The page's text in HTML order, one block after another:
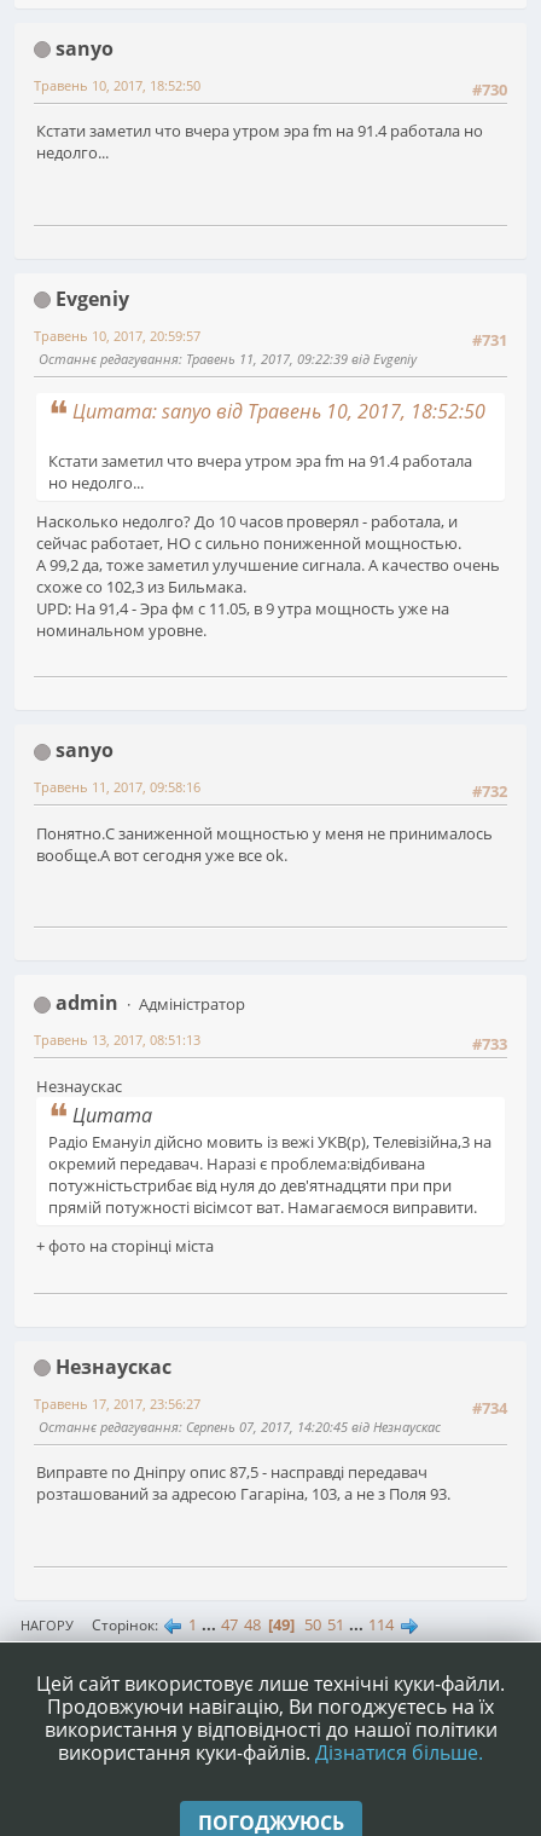
sanyo
#730
Травень 10, 2017, 18:52:50
Кстати заметил что вчера утром эра fm на 91.4 работала но
недолго...
Evgeniy
#731
Травень 10, 2017, 20:59:57
Останнє редагування: Травень 11, 2017, 09:22:39 від Evgeniy
Цитата: sanyo від Травень 10, 2017, 18:52:50
Кстати заметил что вчера утром эра fm на 91.4 работала
но недолго...
Насколько недолго? До 10 часов проверял - работала, и
сейчас работает, НО с сильно пониженной мощностью.
А 99,2 да, тоже заметил улучшение сигнала. А качество очень
схоже со 102,3 из Бильмака.
UPD: На 91,4 - Эра фм с 11.05, в 9 утра мощность уже на
номинальном уровне.
sanyo
#732
Травень 11, 2017, 09:58:16
Понятно.С заниженной мощностью у меня не принималось
вообще.А вот сегодня уже все ok.
admin
Адміністратор
#733
Травень 13, 2017, 08:51:13
Незнаускас
Цитата
Радіо Емануіл дійсно мовить із вежі УКВ(р), Телевізійна,3 на
окремий передавач. Наразі є проблема:відбивана
потужністьстрибає від нуля до дев'ятнадцяти при при
прямій потужності вісімсот ват. Намагаємося виправити.
+ фото на сторінці міста
Незнаускас
#734
Травень 17, 2017, 23:56:27
Останнє редагування: Серпень 07, 2017, 14:20:45 від Незнаускас
Виправте по Дніпру опис 87,5 - насправді передавач
розташований за адресою Гагаріна, 103, а не з Поля 93.
НАГОРУ Сторінок 1 ... 47 48 49 50 51 ... 114
Допомога|Умови та правила|Нагору ▲
SMF 2.1.4 © 2023,Simple Machines
Цей сайт використовує лише технічні куки-файли.
Продовжуючи навігацію, Ви погоджуєтесь на їх
використання у відповідності до нашої політики
використання куки-файлів. Дізнатися більше.
ПОГОДЖУЮСЬ